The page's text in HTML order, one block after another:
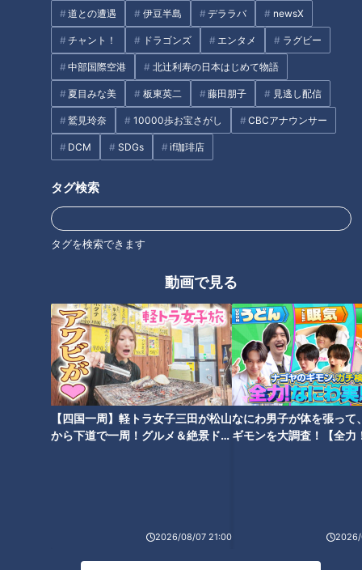
道との遭遇 伊豆半島 デララバ newsX
チャント！ ドラゴンズ エンタメ ラグビー
中部国際空港 北辻利寿の日本はじめて物語
夏目みな美 板東英二 藤田朋子 見逃し配信
鷲見玲奈 10000歩お宝さがし CBCアナウンサー
DCM SDGs if珈琲店
タグ検索
タグを検索できます
動画で見る
【四国一周】軽トラ女子三田が松山
から下道で一周！グルメ＆絶景ドラ
2026/08/07 21:00
なにわ男子が体を張って
ギモンを大調査！【全力
2026/
細川成也の今
97歳現役看護師 「死ぬまで、
後編｜「助け合える会社」であ
りたい。妊活と仕事を支える企
業のリアル
タグ